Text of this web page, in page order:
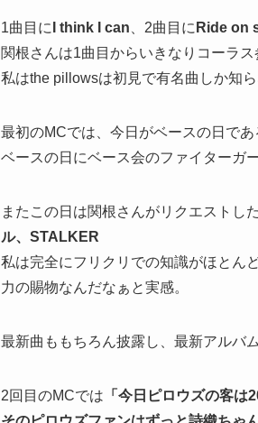
1曲目に I think I can 、2曲目に Ride on
関根さんは1曲目からいきなりコーラ
私はthe pillowsは初見で有名曲しか知
最初のMCでは、今日がベースの日で
ベースの日にベース会のファイターガ
またこの日は関根さんがリクエストし
ル、STALKER
私は完全にフリクリでの知識がほとん
力の賜物なんだなぁと実感。
最新曲ももちろん披露し、最新アルバ
2回目のMCでは 「今日ピロウズの客は